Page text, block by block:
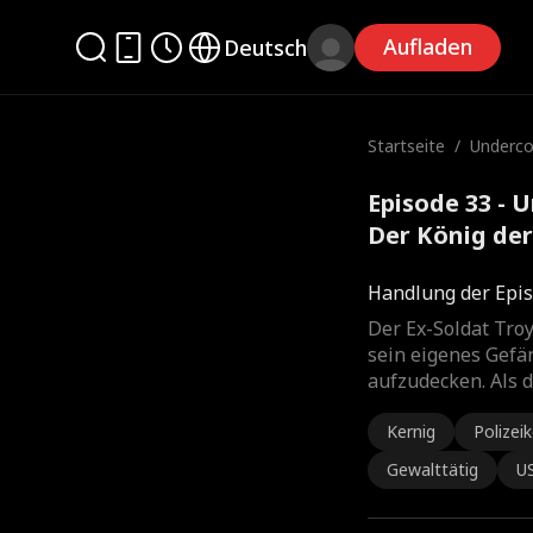
Deutsch Aufladen
Startseite /
Episode 33 -
Der König
Handlung der
Der Ex-Soldat
sein eigenes
aufzudecken. Als
Kernig
Gewalttätig